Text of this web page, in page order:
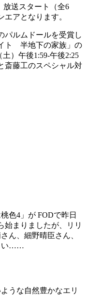
放送スタート（全6
アとなります。
パルムドールを受賞し
ト 半地下の家族」の
）午後1:59-午後2:25
斎藤工のスペシャル対
色4」が FODで昨日
始まりましたが、リリ
ん、細野晴臣さん、
い……
うな自然豊かなエリ